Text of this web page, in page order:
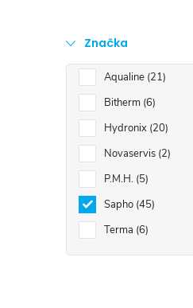
a
n
n
p
a
Značka
Aqualine 21
Bitherm 6
Hydronix 20
Novaservis 2
P.M.H. 5
Sapho 45
Terma 6